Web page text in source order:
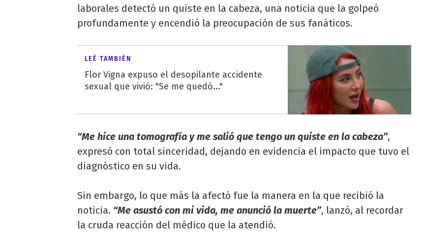
laborales detectó un quiste en la cabeza, una noticia que la golpeó
profundamente y encendió la preocupación de sus fanáticos.
LEÉ TAMBIÉN
Flor Vigna expuso el desopilante accidente
sexual que vivió: "Se me quedó..."
“Me hice una tomografía y me salió que tengo un quiste en la cabeza”,
expresó con total sinceridad, dejando en evidencia el impacto que tuvo el
diagnóstico en su vida.
Sin embargo, lo que más la afectó fue la manera en la que recibió la
noticia. “Me asustó con mi vida, me anunció la muerte”, lanzó, al recordar
la cruda reacción del médico que la atendió.